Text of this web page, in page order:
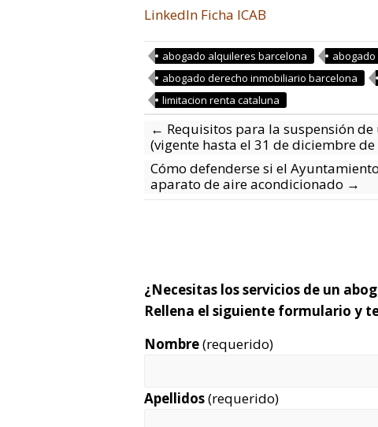
LinkedIn Ficha ICAB
abogado alquileres barcelona
abogado derecho inmobiliario barcelona
limitacion renta cataluna
← Requisitos para la suspensión
(vigente hasta el 31 de diciembre de
Cómo defenderse si el
aparato de aire acondicionado →
¿Necesitas los servicios de un
Rellena el siguiente formulario y
Nombre(requerido)
Apellidos(requerido)